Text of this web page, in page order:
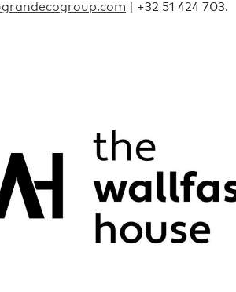
| +32 51 424 703.